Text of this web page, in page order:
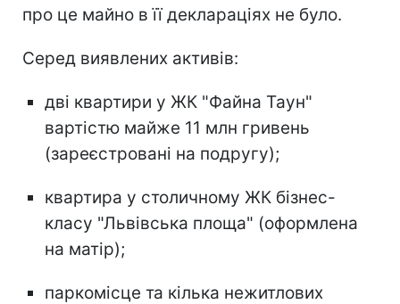
про це майно в її деклараціях не було.
Серед виявлених активів:
дві квартири у ЖК "Файна Таун"
вартістю майже 11 млн гривень
(зареєстровані на подругу);
квартира у столичному ЖК бізнес-
класу "Львівська площа" (оформлена
на матір);
паркомісце та кілька нежитлових